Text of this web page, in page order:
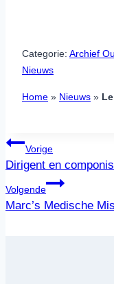
Categorie: Archief
Nieuws
Home » Nieuws »
Bericht
navigatie
Vorige
Dirigent en
Volgende
Marc’s Medische